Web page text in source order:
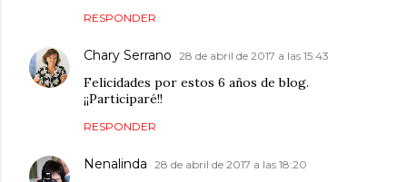
RESPONDER
Chary Serrano 28 de abril de 2017 a las 15:43
Felicidades por estos 6 años de blog.
¡¡Participaré!!
RESPONDER
Nenalinda 28 de abril de 2017 a las 18:20